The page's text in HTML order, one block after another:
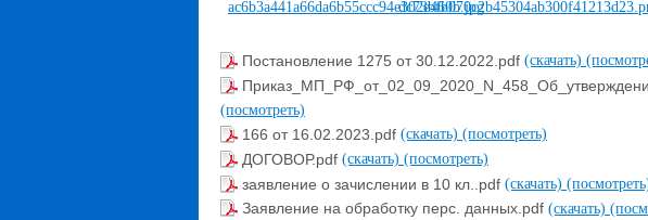
Постановление 1275 от 30.12.2022.pdf (скачать)
(посмотреть)
166 от 16.02.2023.pdf (скачать) (посмотреть)
ДОГОВОР.pdf (скачать) (посмотреть)
заявление о зачислении в 10 кл..pdf (скачать)
Заявление на обработку перс. данных.pdf (скачать)